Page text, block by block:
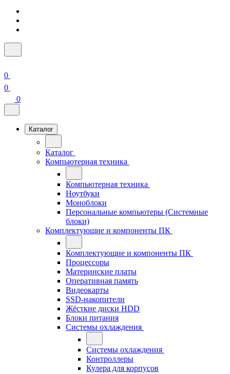
0
0
0
Каталог
Каталог
Компьютерная техника
Компьютерная техника
Ноутбуки
Моноблоки
Персональные компьютеры (Системные
блоки)
Комплектующие и компоненты ПК
Комплектующие и компоненты ПК
Процессоры
Материнские платы
Оперативная память
Видеокарты
SSD-накопители
Жёсткие диски HDD
Блоки питания
Системы охлаждения
Системы охлаждения
Контроллеры
Кулера для корпусов